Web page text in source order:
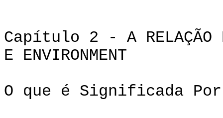
Capítulo 2 - A RELAÇÃO
E ENVIRONMENT
O que é Significada